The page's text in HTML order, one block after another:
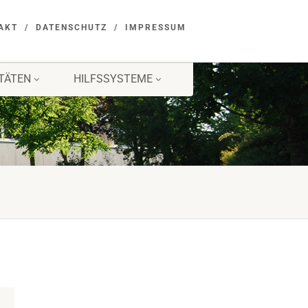
DATENSCHUTZ IMPRESSUM
HILFSSYSTEME